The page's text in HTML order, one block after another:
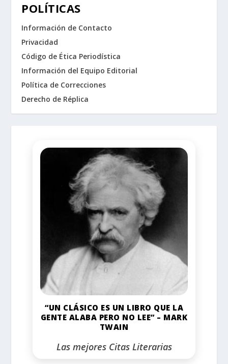
POLÍTICAS
Información de Contacto
Privacidad
Código de Ética Periodística
Información del Equipo Editorial
Política de Correcciones
Derecho de Réplica
“UN CLÁSICO ES UN LIBRO QUE LA
GENTE ALABA PERO NO LEE” – MARK
TWAIN
Las mejores Citas Literarias